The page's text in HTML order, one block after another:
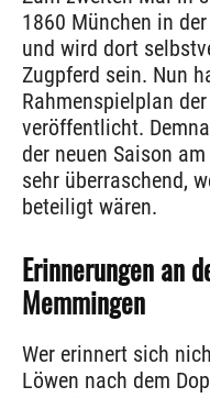
1860 München in
und wird dort
Zugpferd sein. Nun
Rahmenspielplan
veröffentlicht.
der neuen Saison
sehr überraschend,
beteiligt wären.
Erinnerungen an
Memmingen
Wer erinnert sich
Löwen nach dem